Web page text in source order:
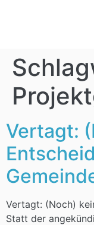
Vertagt:
Vertagt: (Noch)
Statt der